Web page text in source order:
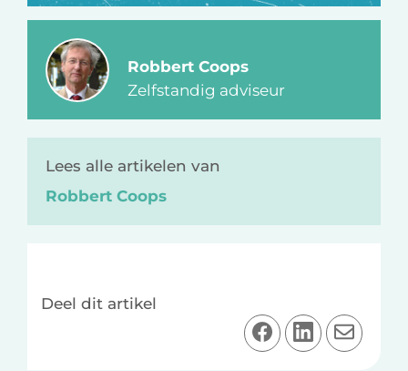
Robbert Coops
Zelfstandig adviseur
Lees alle artikelen van
Robbert Coops
Deel dit artikel
D
e
D
e
D
e